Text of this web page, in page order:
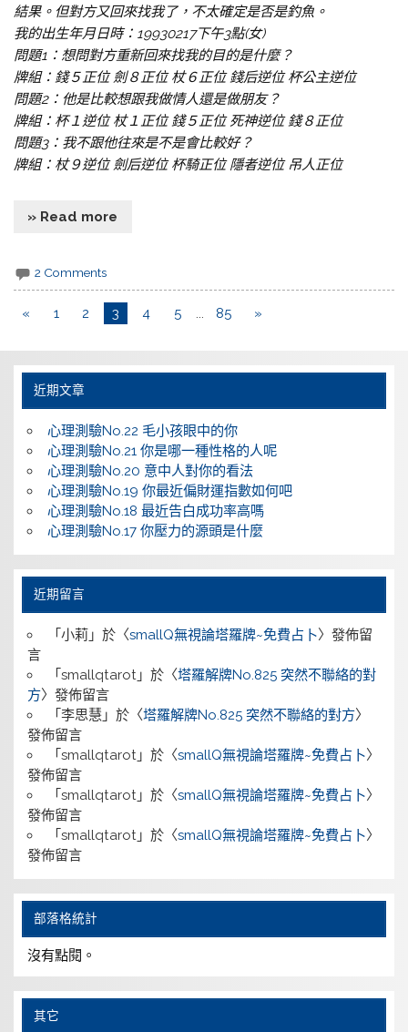
結果。但對方又回來找我了，不太確定是否是釣魚。
我的出生年月日時：19930217下午3點(女)
問題1：想問對方重新回來找我的目的是什麼？
牌組：錢５正位 劍８正位 杖６正位 錢后逆位 杯公主逆位
問題2：他是比較想跟我做情人還是做朋友？
牌組：杯１逆位 杖１正位 錢５正位 死神逆位 錢８正位
問題3：我不跟他往來是不是會比較好？
牌組：杖９逆位 劍后逆位 杯騎正位 隱者逆位 吊人正位
» Read more
2 Comments
« 1 2 3 4 5 ... 85 »
近期文章
心理測驗No.22 毛小孩眼中的你
心理測驗No.21 你是哪一種性格的人呢
心理測驗No.20 意中人對你的看法
心理測驗No.19 你最近偏財運指數如何吧
心理測驗No.18 最近告白成功率高嗎
心理測驗No.17 你壓力的源頭是什麼
近期留言
「 小莉」於〈smallQ無視論塔羅牌~免費占卜〉發佈留
言
「 smallqtarot」於〈塔羅解牌No.825 突然不聯絡的對
方〉發佈留言
「 李思慧」於〈塔羅解牌No.825 突然不聯絡的對方〉
發佈留言
「 smallqtarot」於〈smallQ無視論塔羅牌~免費占卜〉
發佈留言
「 smallqtarot」於〈smallQ無視論塔羅牌~免費占卜〉
發佈留言
「 smallqtarot」於〈smallQ無視論塔羅牌~免費占卜〉
發佈留言
部落格統計
沒有點閱。
其它